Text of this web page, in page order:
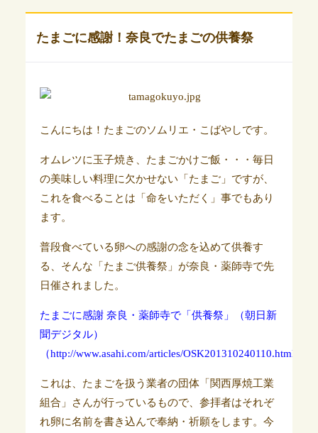
たまごに感謝！奈良でたまごの供養祭
こんにちは！たまごのソムリエ・こばやしです。
オムレツに玉子焼き、たまごかけご飯・・・毎日
の美味しい料理に欠かせない「たまご」ですが、
これを食べることは「命をいただく」事でもあり
ます。
普段食べている卵への感謝の念を込めて供養す
る、そんな「たまご供養祭」が奈良・薬師寺で先
日催されました。
たまごに感謝 奈良・薬師寺で「供養祭」（朝日新
聞デジタル）
（http://www.asahi.com/articles/OSK201310240110.html）
これは、たまごを扱う業者の団体「関西厚焼工業
組合」さんが行っているもので、参拝者はそれぞ
れ卵に名前を書き込んで奉納・祈願をします。今